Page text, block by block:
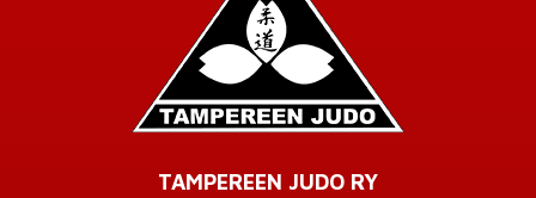
TAMPEREEN JUDO RY